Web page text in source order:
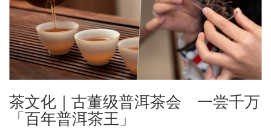
茶文化｜古董级普洱茶会 一尝千万
「百年普洱茶王」